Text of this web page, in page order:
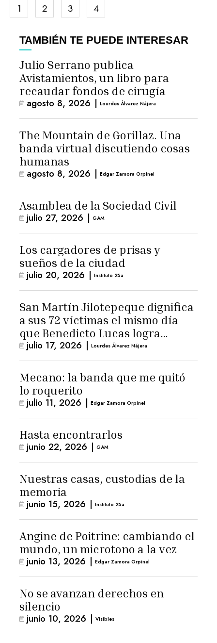
1 2 3 4
TAMBIÉN TE PUEDE INTERESAR
Julio Serrano publica
Avistamientos, un libro para
recaudar fondos de cirugía
agosto 8, 2026 | Lourdes Álvarez Nájera
The Mountain de Gorillaz. Una
banda virtual discutiendo cosas
humanas
agosto 8, 2026 | Edgar Zamora Orpinel
Asamblea de la Sociedad Civil
julio 27, 2026 | GAM
Los cargadores de prisas y
sueños de la ciudad
julio 20, 2026 | Instituto 25a
San Martín Jilotepeque dignifica
a sus 72 víctimas el mismo día
que Benedicto Lucas logra
arresto domiciliario
julio 17, 2026 | Lourdes Álvarez Nájera
Mecano: la banda que me quitó
lo roquerito
julio 11, 2026 | Edgar Zamora Orpinel
Hasta encontrarlos
junio 22, 2026 | GAM
Nuestras casas, custodias de la
memoria
junio 15, 2026 | Instituto 25a
Angine de Poitrine: cambiando el
mundo, un microtono a la vez
junio 13, 2026 | Edgar Zamora Orpinel
No se avanzan derechos en
silencio
junio 10, 2026 | Visibles